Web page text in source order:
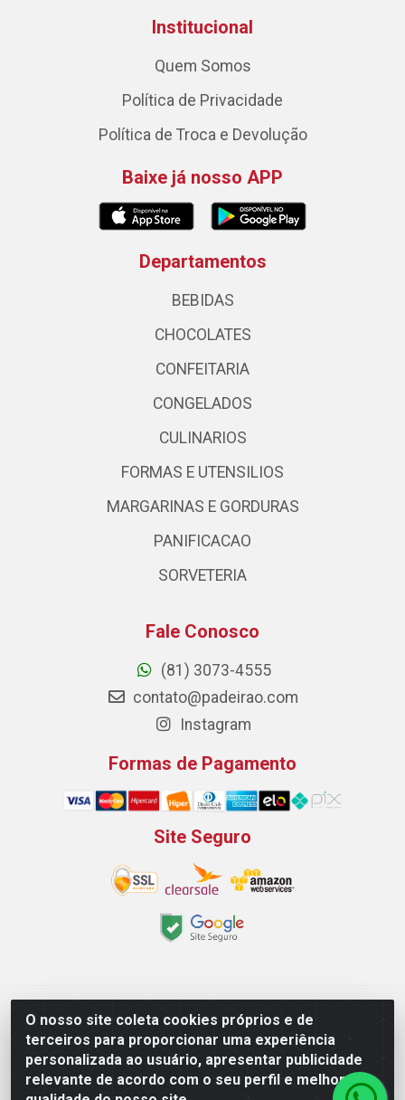
O nosso site coleta cookies próprios e de
terceiros para proporcionar uma experiência
personalizada ao usuário, apresentar publicidade
relevante de acordo com o seu perfil e melhorar a
Institucional
Quem Somos
Política de Privacidade
Política de Troca e Devolução
Baixe já nosso APP
Departamentos
BEBIDAS
CHOCOLATES
CONFEITARIA
CONGELADOS
CULINARIOS
FORMAS E UTENSILIOS
MARGARINAS E GORDURAS
PANIFICACAO
SORVETERIA
Fale Conosco
(81) 3073-4555
contato@padeirao.com
Instagram
Formas de Pagamento
Site Seguro
Padeirão Comércio de Produtos Para Panificação LTDA -
Rodovia Empresario João Santos Filho, 2425, Gp B1 Bl. 02 -
Muribeca, Jaboatão dos Guararapes/PE - CEP 54.350-100 -
CNPJ 03.042.263/0001-51